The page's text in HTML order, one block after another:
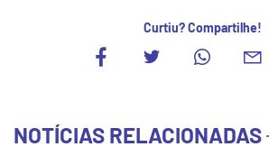
Curtiu? Compartilhe!
NOTÍCIAS RELACIONADAS